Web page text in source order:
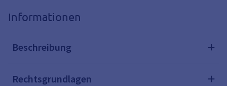
Informationen
Beschreibung
Rechtsgrundlagen